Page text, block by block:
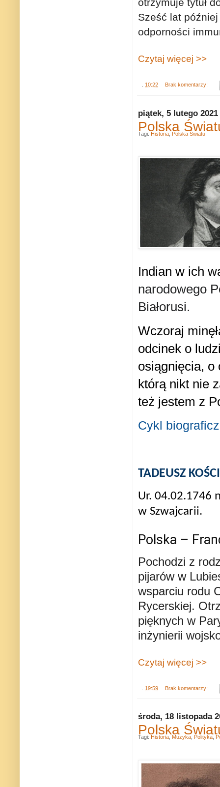
otrzymuje tytuł
Sześć lat
odporności
Czytaj więcej >>
10:22 Brak komentarzy:
piątek, 5 lutego 2021
Polska
Indian w ich
narodowego
Białorusi.
Wczoraj
odcinek o
osiągnięcia, o
którą nikt nie
też jestem z
Cykl
TADEUSZ
Ur. 04.02.1746
w Szwajcarii.
Polska –
Pochodzi z
pijarów w
wsparciu rodu
Rycerskiej.
pięknych w
inżynierii
Czytaj więcej >>
19:59 Brak komentarzy:
Tagi: Historia Polska Światu
środa, 18 listopada
Polska
Tagi: Historia, Muzyka, Polityka,